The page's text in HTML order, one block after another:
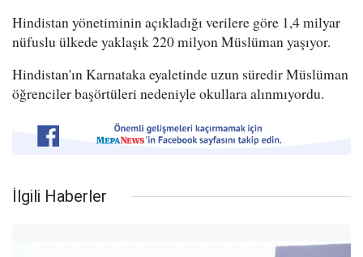
Hindistan yönetiminin açıkladığı verilere göre 1,4 milyar
nüfuslu ülkede yaklaşık 220 milyon Müslüman yaşıyor.
Hindistan'ın Karnataka eyaletinde uzun süredir Müslüman
öğrenciler başörtüleri nedeniyle okullara alınmıyordu.
İlgili Haberler